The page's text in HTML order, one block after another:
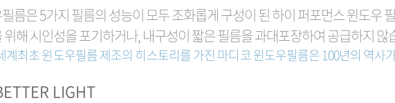
름은 5가지 필름의 성능이 모두 조화롭게 구성이 된 하이 퍼포먼스 윈도우
위해 시인성을 포기하거나, 내구성이 짧은 필름을 과대포장하여 공급하지 않
계최초 윈도우필름 제조의 히스토리를 가진 마디코 윈도우필름은 100년의 역사
LIGHT